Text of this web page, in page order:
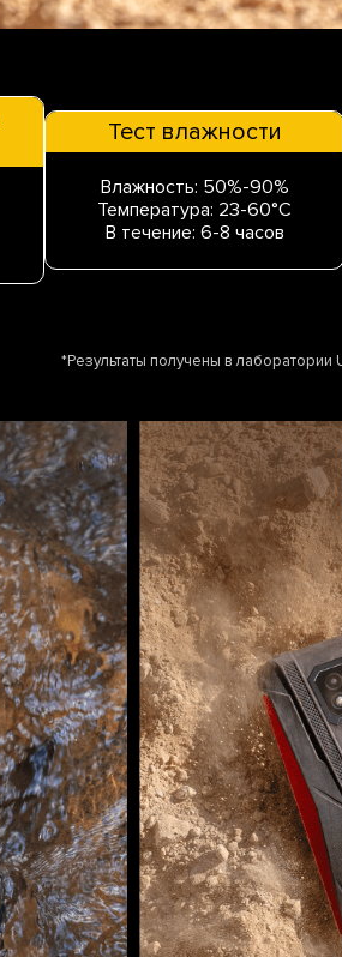
Тест влажности
Влажность: 50%-90%
Температура: 23-60°C
В течение: 6-8 часов
*Результаты получены в лаборатории